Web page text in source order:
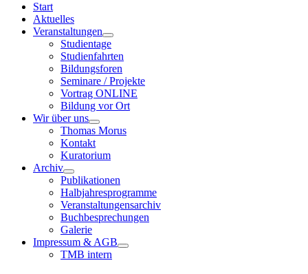
Start
Aktuelles
Veranstaltungen
Studientage
Studienfahrten
Bildungsforen
Seminare / Projekte
Vortrag ONLINE
Bildung vor Ort
Wir über uns
Thomas Morus
Kontakt
Kuratorium
Archiv
Publikationen
Halbjahresprogramme
Veranstaltungensarchiv
Buchbesprechungen
Galerie
Impressum & AGB
TMB intern